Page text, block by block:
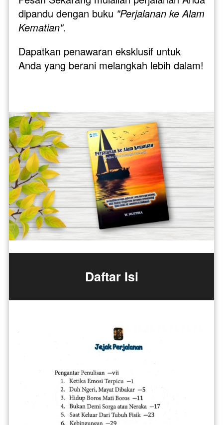
dipandu dengan buku "Perjalanan ke Alam
Kematian".
Dapatkan penawaran eksklusif untuk
Anda yang berani melangkah lebih dalam!
Daftar Isi